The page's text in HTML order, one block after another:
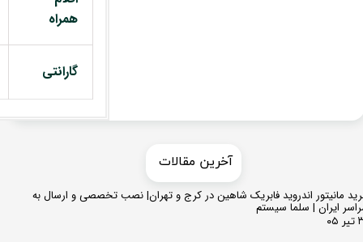
همراه
گارانتی
مانیتور اندروید فابریک شاهین در کرج و تهران| نصب تخصصی و ارسال به
ایران | سلما سیستم
​​آخرین مقالات